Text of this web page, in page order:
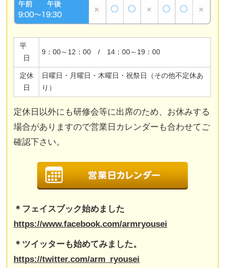
平
日
9：00～12：00 / 14：00～19：00
定休
日
日曜日・月曜日・木曜日・祝祭日（その他不定休あ
り）
定休日以外にも研修会等に出席のため、お休みする
場合がありますので営業日カレンダーも合わせてご
確認下さい。
＊フェイスブック始めました
https://www.facebook.com/armryousei
＊ツイッターも始めてみました。
https://twitter.com/arm_ryousei